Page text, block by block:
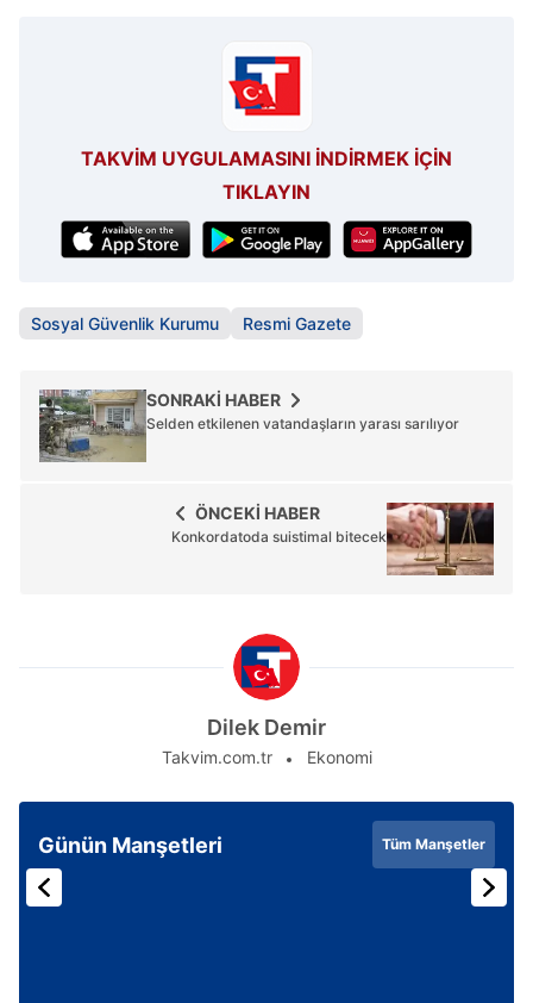
TAKVİM UYGULAMASINI İNDİRMEK İÇİN
TIKLAYIN
Sosyal Güvenlik Kurumu Resmi Gazete
SONRAKİ HABER
Selden etkilenen vatandaşların yarası sarılıyor
ÖNCEKİ HABER
Konkordatoda suistimal bitecek
Dilek Demir
Takvim.com.tr Ekonomi
Günün Manşetleri Tüm Manşetler